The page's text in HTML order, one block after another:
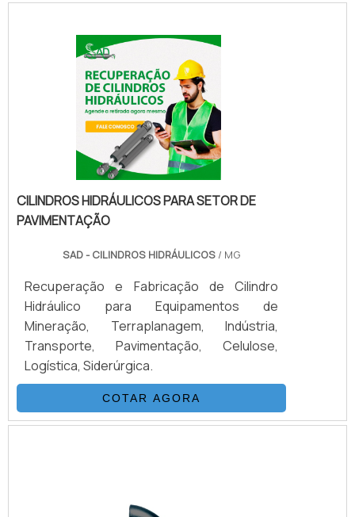
essenciais para controle de fluxo em
tubulações, fabricadas em materiais como
aço inox, carbono ou bronze. Disponíveis
em diferentes modelos, como esfera,
gaveta e globo, garantem vedação
eficiente e operação precisa em sistemas
hidráulicos, pneumáticos e industriais.
CILINDROS HIDRÁULICOS PARA SETOR DE
PAVIMENTAÇÃO
SAD - CILINDROS HIDRÁULICOS/ MG
Recuperação e Fabricação de Cilindro
Hidráulico para Equipamentos de
Mineração, Terraplanagem, Indústria,
Transporte, Pavimentação, Celulose,
Logística, Siderúrgica.
COTAR AGORA